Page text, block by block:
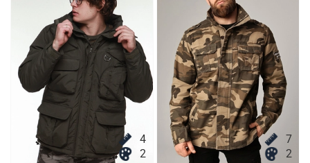
4
2
7
2